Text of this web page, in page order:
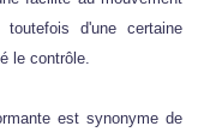
d'une certaine
le contrôle.
est synonyme de